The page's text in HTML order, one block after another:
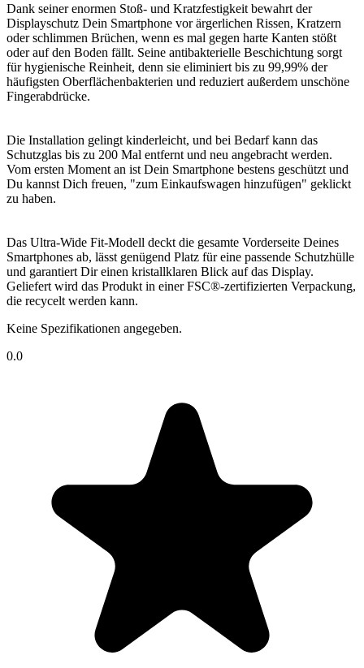
Dank seiner enormen Stoß- und Kratzfestigkeit bewahrt der
Displayschutz Dein Smartphone vor ärgerlichen Rissen, Kratzern
oder schlimmen Brüchen, wenn es mal gegen harte Kanten stößt
oder auf den Boden fällt. Seine antibakterielle Beschichtung sorgt
für hygienische Reinheit, denn sie eliminiert bis zu 99,99% der
häufigsten Oberflächenbakterien und reduziert außerdem unschöne
Fingerabdrücke.
Die Installation gelingt kinderleicht, und bei Bedarf kann das
Schutzglas bis zu 200 Mal entfernt und neu angebracht werden.
Vom ersten Moment an ist Dein Smartphone bestens geschützt und
Du kannst Dich freuen, "zum Einkaufswagen hinzufügen" geklickt
zu haben.
Das Ultra-Wide Fit-Modell deckt die gesamte Vorderseite Deines
Smartphones ab, lässt genügend Platz für eine passende Schutzhülle
und garantiert Dir einen kristallklaren Blick auf das Display.
Geliefert wird das Produkt in einer FSC®-zertifizierten Verpackung,
die recycelt werden kann.
Keine Spezifikationen angegeben.
0.0